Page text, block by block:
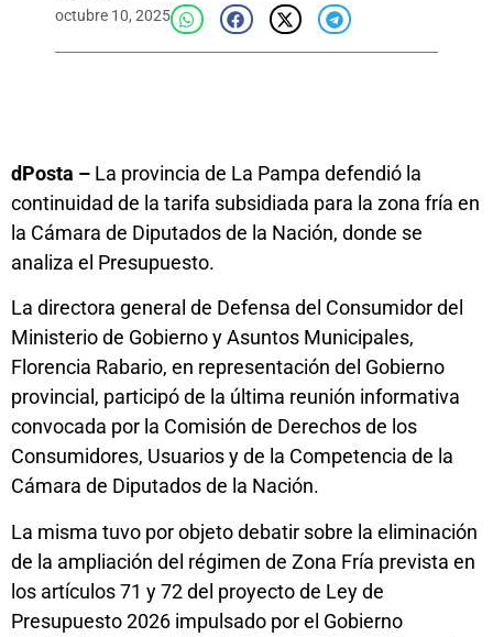
octubre 10, 2025
dPosta – La provincia de La Pampa defendió la
continuidad de la tarifa subsidiada para la zona fría en
la Cámara de Diputados de la Nación, donde se
analiza el Presupuesto.
La directora general de Defensa del Consumidor del
Ministerio de Gobierno y Asuntos Municipales,
Florencia Rabario, en representación del Gobierno
provincial, participó de la última reunión informativa
convocada por la Comisión de Derechos de los
Consumidores, Usuarios y de la Competencia de la
Cámara de Diputados de la Nación.
La misma tuvo por objeto debatir sobre la eliminación
de la ampliación del régimen de Zona Fría prevista en
los artículos 71 y 72 del proyecto de Ley de
Presupuesto 2026 impulsado por el Gobierno